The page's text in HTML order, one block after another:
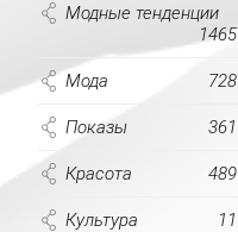
Модные тенденции
1465
Мода 728
Показы 361
Красота 489
Культура 11